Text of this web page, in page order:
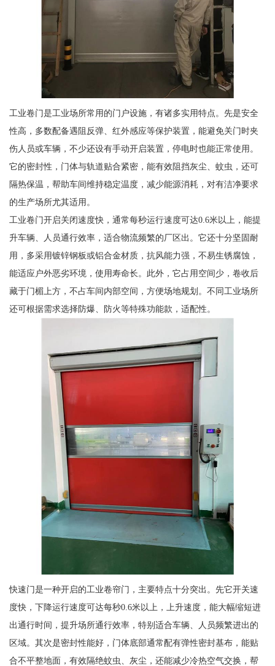
工业卷门是工业场所常用的门户设施，有诸多实用特点。先是安全
性高，多数配备遇阻反弹、红外感应等保护装置，能避免关门时夹
伤人员或车辆，不少还设有手动开启装置，停电时也能正常使用。
它的密封性，门体与轨道贴合紧密，能有效阻挡灰尘、蚊虫，还可
隔热保温，帮助车间维持稳定温度，减少能源消耗，对有洁净要求
的生产场所尤其适用。
工业卷门开启关闭速度快，通常每秒运行速度可达0.6米以上，能提
升车辆、人员通行效率，适合物流频繁的厂区出。它还十分坚固耐
用，多采用镀锌钢板或铝合金材质，抗风能力强，不易生锈腐蚀，
能适应户外恶劣环境，使用寿命长。此外，它占用空间少，卷收后
藏于门楣上方，不占车间内部空间，方便场地规划。不同工业场所
还可根据需求选择防爆、防火等特殊功能款，适配性。
快速门是一种开启的工业卷帘门，主要特点十分突出。先它开关速
度快，下降运行速度可达每秒0.6米以上，上升速度，能大幅缩短进
出通行时间，提升场所通行效率，特别适合车辆、人员频繁进出的
区域。其次是密封性能好，门体底部通常配有弹性密封基布，能贴
合不平整地面，有效隔绝蚊虫、灰尘，还能减少冷热空气交换，帮